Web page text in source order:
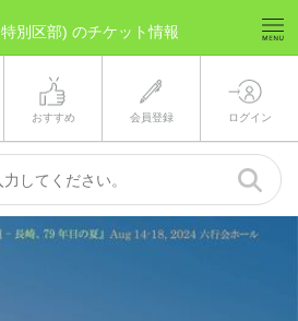
別区部) のチケット情報
おすすめ 会員登録 ログイン